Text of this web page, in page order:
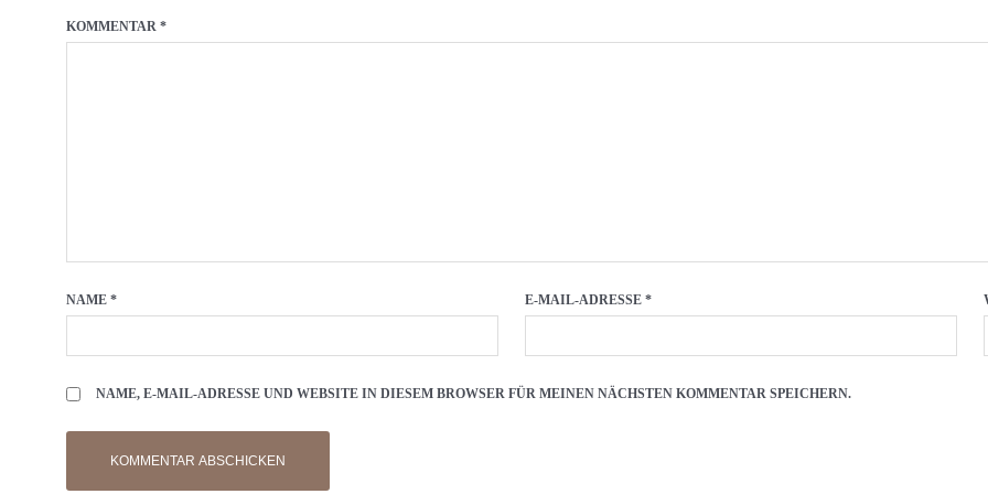
KOMMENTAR *
NAME * E-MAIL-ADRESSE*
NAME, E-MAIL-ADRESSE UND WEBSITE IN DIESEM BROWSER FÜR MEINEN NÄCHSTEN KOMMENTAR SPEICHERN.